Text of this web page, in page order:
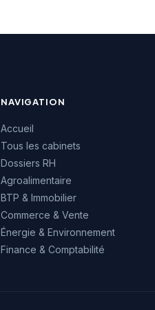
NAVIGATION
Accueil
Tous les cabinets
Dossiers RH
Agroalimentaire
BTP & Immobilier
Commerce & Vente
Énergie & Environnement
Finance & Comptabilité